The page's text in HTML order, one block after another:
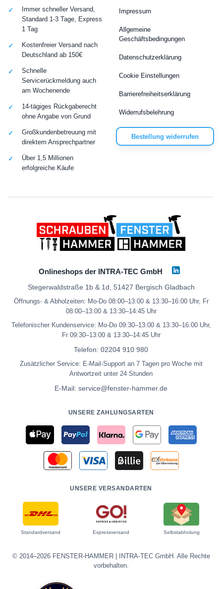
Impressum
Allgemeine
Geschäftsbedingungen
Datenschutzerklärung
Cookie Einstellungen
Barrierefreiheitserklärung
Widerrufsbelehrung
Bestellung widerrufen
Immer schneller Versand,
Standard 1-3 Tage, Express
1 Tag
Kostenfreier Versand nach
Deutschland ab 150€
Schnelle
Servicerückmeldung auch
am Wochenende
14-tägiges Rückgaberecht
ohne Angabe von Grund
Großkundenbetreuung mit
direktem Ansprechpartner
Über 1,5 Millionen
erfolgreiche Käufe
Onlineshops der INTRA-TEC GmbH
Stegerwaldstraße 1b & 1d, 51427 Bergisch Gladbach
Öffnungs- & Abholzeiten: Mo-Do 08:00–13:00 & 13:30–16:00 Uhr, Fr
08:00–13:00 & 13:30–14:45 Uhr
Telefonischer Kundenservice: Mo-Do 09:30–13:00 & 13:30–16:00 Uhr,
Fr 09:30–13:00 & 13:30–14:45 Uhr
Telefon: 02204 910 980
Zusätzlicher Service: E-Mail-Support an 7 Tagen pro Woche mit
Antwortzeit unter 24 Stunden
E-Mail: service@fenster-hammer.de
UNSERE ZAHLUNGSARTEN
UNSERE VERSANDARTEN
Standardversand Expressversand Selbstabholung
© 2014–2026 FENSTER-HAMMER | INTRA-TEC GmbH. Alle Rechte
vorbehalten.